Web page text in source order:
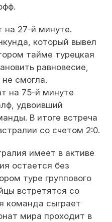
на 27-й минуте.
который вывел
тайме турецкая
равновесие,
смогла.
на 75-й минуте
удвоивший
В итоге встреча
со счетом 2:0.
имеет в активе
остается без
туре группового
встретятся со
команда сыграет
мира проходит в